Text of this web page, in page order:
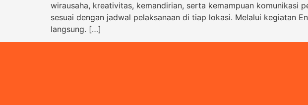
wirausaha, kreativitas, kemandirian, serta kemampuan komunikasi
sesuai dengan jadwal pelaksanaan di tiap lokasi. Melalui kegiatan
langsung. […]